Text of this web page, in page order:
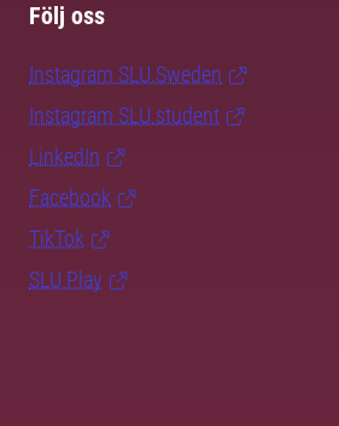
Följ oss
Instagram SLU.Sweden
Instagram SLU.student
LinkedIn
Facebook
TikTok
SLU Play